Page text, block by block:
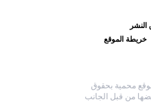
خريطة الموقع
محمية بحقوق
من قبل الجانب